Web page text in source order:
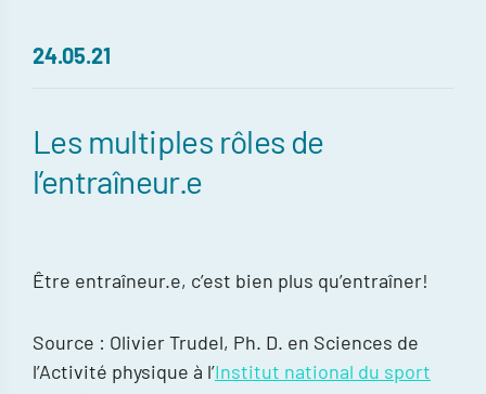
24.05.21
Les multiples rôles de
l’entraîneur.e
Être entraîneur.e, c’est bien plus qu’entraîner!
Source : Olivier Trudel, Ph. D. en Sciences de
l’Activité physique à l’Institut national du sport